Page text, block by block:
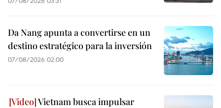
Da Nang apunta a convertirse en un
destino estratégico para la inversión
07/08/2026 02:00
Vietnam busca impulsar